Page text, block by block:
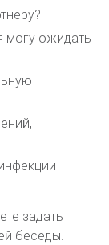
могу ожидать
задать
беседы.